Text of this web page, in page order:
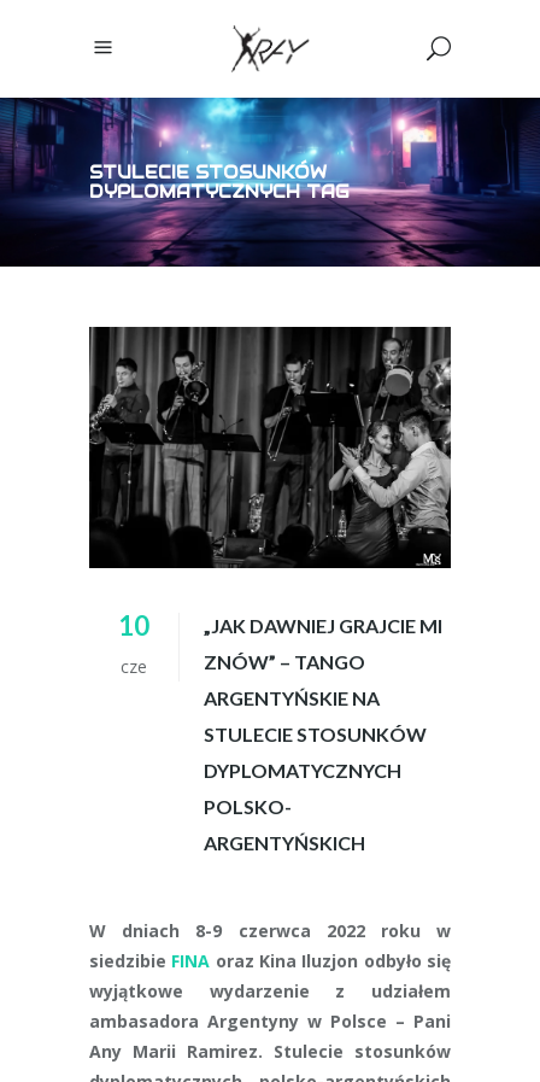
STULECIE STOSUNKÓW
DYPLOMATYCZNYCH TAG
10
cze
„JAK DAWNIEJ GRAJCIE MI
ZNÓW” – TANGO
ARGENTYŃSKIE NA
STULECIE STOSUNKÓW
DYPLOMATYCZNYCH
POLSKO-
ARGENTYŃSKICH
W dniach 8-9 czerwca 2022 roku w
siedzibie FINA oraz Kina Iluzjon odbyło się
wyjątkowe wydarzenie z udziałem
ambasadora Argentyny w Polsce – Pani
Any Marii Ramirez. Stulecie stosunków